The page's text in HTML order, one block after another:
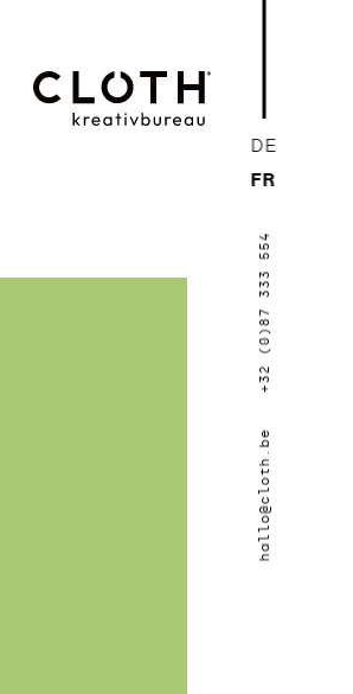
DE
FR
hallo@cloth.be
+32 (0)87 333 554